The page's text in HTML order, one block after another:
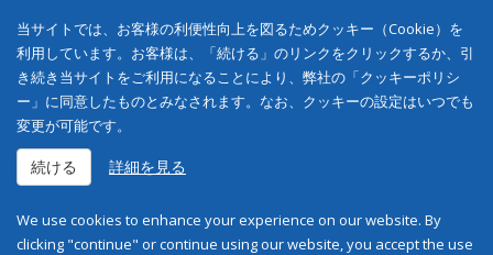
当サイトでは、お客様の利便性向上を図るためクッキー（Cookie）を
利用しています。お客様は、「続ける」のリンクをクリックするか、引
き続き当サイトをご利用になることにより、弊社の「クッキーポリシ
ー」に同意したものとみなされます。なお、クッキーの設定はいつでも
変更が可能です。
続ける 詳細を見る
We use cookies to enhance your experience on our website. By
clicking "continue" or continue using our website, you accept the use